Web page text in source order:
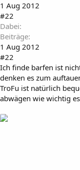
1 Aug 2012
#22
Dabei
Beiträge
1 Aug 2012
#22
Ich finde barfen ist
denken es zum
TroFu ist natürlich
abwägen wie wichtig